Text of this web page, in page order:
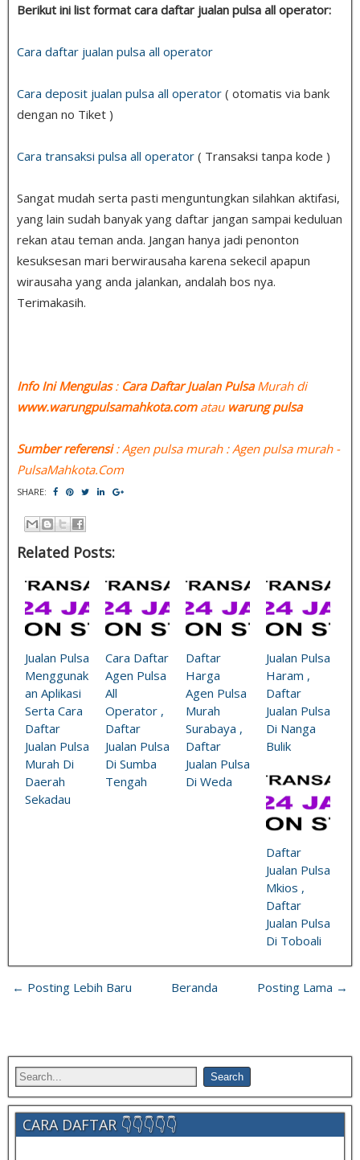
Berikut ini list format cara daftar jualan pulsa all operator:
Cara daftar jualan pulsa all operator
Cara deposit jualan pulsa all operator ( otomatis via bank
dengan no Tiket )
Cara transaksi pulsa all operator ( Transaksi tanpa kode )
Sangat mudah serta pasti menguntungkan silahkan aktifasi,
yang lain sudah banyak yang daftar jangan sampai keduluan
rekan atau teman anda. Jangan hanya jadi penonton
kesuksesan mari berwirausaha karena sekecil apapun
wirausaha yang anda jalankan, andalah bos nya.
Terimakasih.
Info Ini Mengulas: Cara Daftar Jualan PulsaMurah di
www.warungpulsamahkota.comatau warung pulsa
Sumber referensi: Agen pulsa murah : Agen pulsa murah -
PulsaMahkota.Com
SHARE:
Related Posts:
Jualan Pulsa
Menggunak
an Aplikasi
Serta Cara
Daftar
Jualan Pulsa
Murah Di
Daerah
Sekadau
Cara Daftar
Agen Pulsa
All
Operator ,
Daftar
Jualan Pulsa
Di Sumba
Tengah
Daftar
Harga
Agen Pulsa
Murah
Surabaya ,
Daftar
Jualan Pulsa
Di Weda
Jualan Pulsa
Haram ,
Daftar
Jualan Pulsa
Di Nanga
Bulik
Daftar
Jualan Pulsa
Mkios ,
Daftar
Jualan Pulsa
Di Toboali
← Posting Lebih Baru Posting Lama →
Beranda
CARA DAFTAR 👇👇👇👇👇